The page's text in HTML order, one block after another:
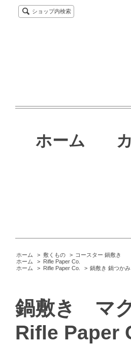
ショップ内検索
ホーム
ホーム > 敷くもの > コースター 鍋敷き
ホーム
> Rifle Paper Co.
ホーム
> Rifle Paper Co. > 鍋敷き 鍋つかみ
鍋敷き マ
Rifle Paper